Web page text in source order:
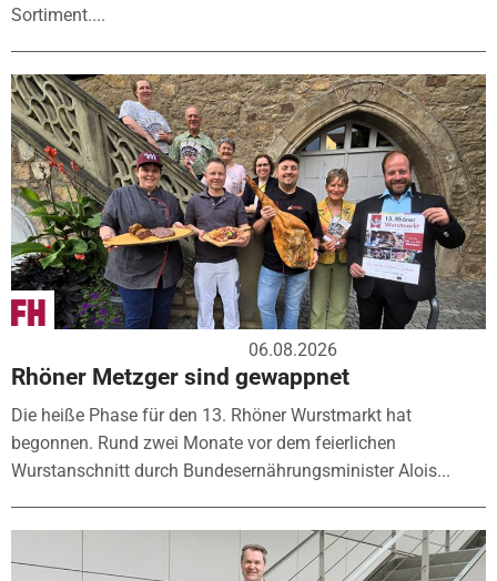
Sortiment....
06.08.2026
Rhöner Metzger sind gewappnet
Die heiße Phase für den 13. Rhöner Wurstmarkt hat
begonnen. Rund zwei Monate vor dem feierlichen
Wurstanschnitt durch Bundesernährungsminister Alois...